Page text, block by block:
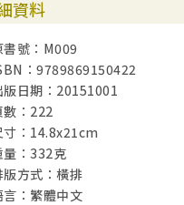
資料
書號：M009
：9789869150422
版日期：20151001
數：222
寸：14.8x21cm
量：332克
版方式：橫排
言：繁體中文